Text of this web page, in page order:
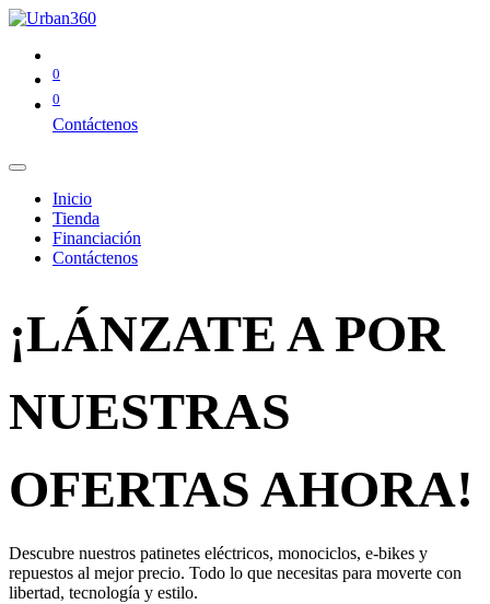
0
0
Contáctenos
Inicio
Tienda
Financiación
Contáctenos
¡LÁNZATE A POR
NUESTRAS
OFERTAS AHORA!
Descubre nuestros patinetes eléctricos, monociclos, e-bikes y
repuestos al mejor precio. Todo lo que necesitas para moverte con
libertad, tecnología y estilo.